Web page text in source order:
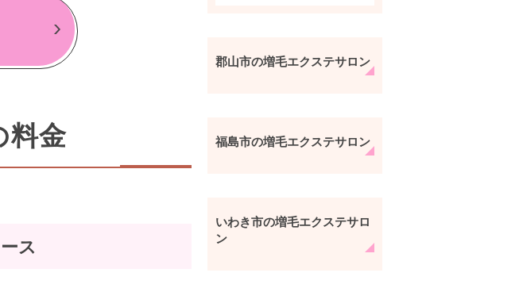
料金
ス
郡山市の増毛エクステサロン
福島市の増毛エクステサロン
いわき市の増毛エクステサロ
ン